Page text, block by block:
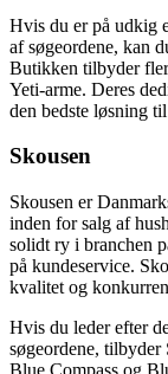
Hvis du er på udkig
af søgeordene, kan
Butikken tilbyder
Yeti-arme. Deres
den bedste løsning
Skousen
Skousen er
inden for salg af
solidt ry i branchen
på kundeservice.
kvalitet og
Hvis du leder efter
søgeordene, tilbyder
Blue Compass og